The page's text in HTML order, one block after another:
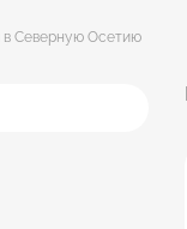
в Северную Осетию